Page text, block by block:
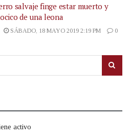
salvaje finge estar muerto y
de una leona
SÁBADO, 18 MAYO 2019 2:19 PM 0
activo